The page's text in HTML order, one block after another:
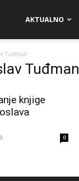
AKTUALNO
Tuđman
Tuđman
knjige
0